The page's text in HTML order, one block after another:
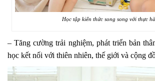
Học tập kiến thức song song với thực
– Tăng cường trải nghiệm, phát triển bản
học kết nối với thiên nhiên, thế giới và cộng